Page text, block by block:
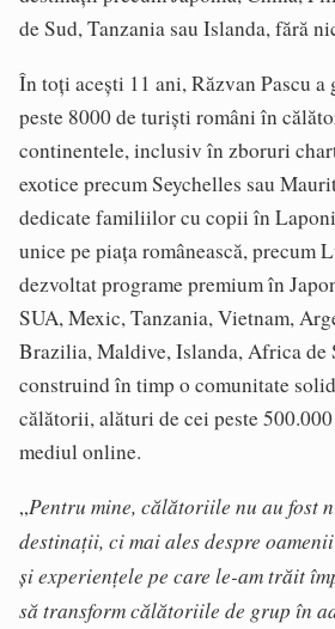
de Sud, Tanzania sau Islanda, fără
În toți acești 11 ani, Răzvan Pascu
peste 8000 de turiști români în
continentele, inclusiv în zboruri
exotice precum Seychelles sau
dedicate familiilor cu copii în
unice pe piața românească, precum
dezvoltat programe premium în
SUA, Mexic, Tanzania, Vietnam,
Brazilia, Maldive, Islanda, Africa de
construind în timp o comunitate
călătorii, alături de cei peste
mediul online.
„Pentru mine, călătoriile nu au fost
destinații, ci mai ales despre
și experiențele pe care le-am trăit
să transform călătoriile de grup în